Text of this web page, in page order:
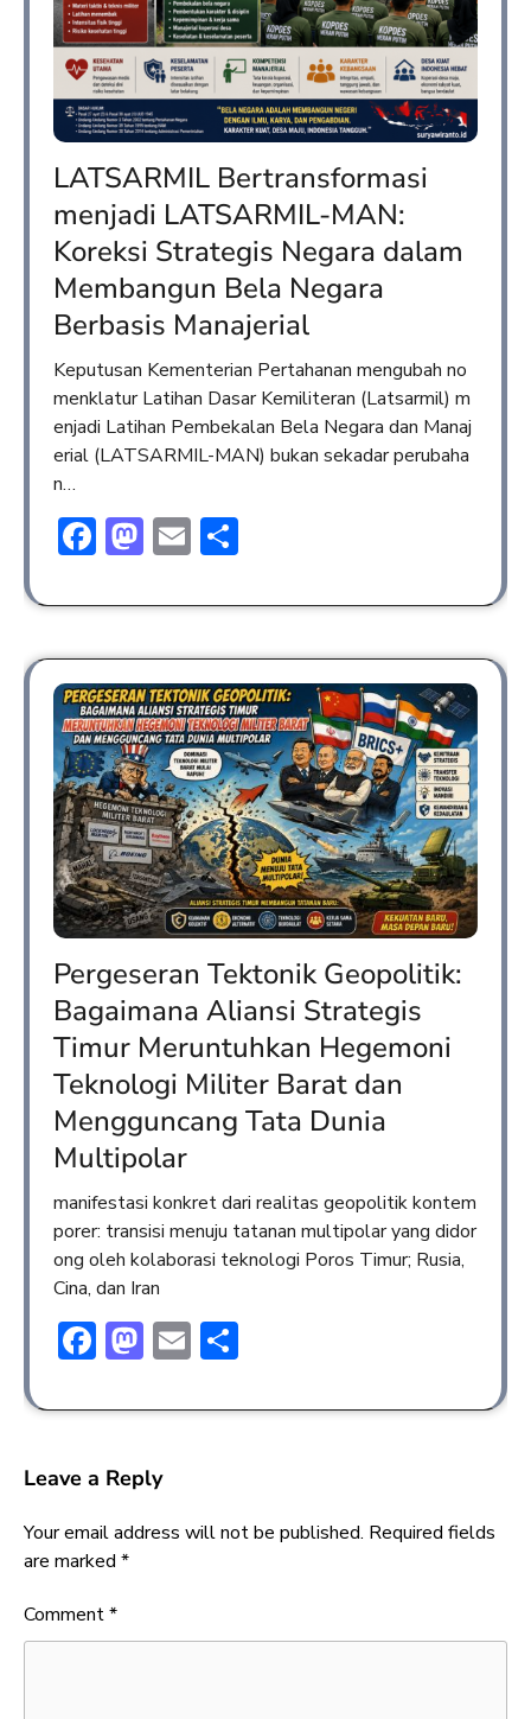
LATSARMIL Bertransformasi
menjadi LATSARMIL-MAN:
Koreksi Strategis Negara dalam
Membangun Bela Negara
Berbasis Manajerial
Keputusan Kementerian Pertahanan mengubah no
menklatur Latihan Dasar Kemiliteran (Latsarmil) m
enjadi Latihan Pembekalan Bela Negara dan Manaj
erial (LATSARMIL-MAN) bukan sekadar perubaha
n…
Facebook
Mastodon
Email
Pergeseran Tektonik Geopolitik:
Bagaimana Aliansi Strategis
Timur Meruntuhkan Hegemoni
Teknologi Militer Barat dan
Mengguncang Tata Dunia
Multipolar
manifestasi konkret dari realitas geopolitik kontem
porer: transisi menuju tatanan multipolar yang didor
ong oleh kolaborasi teknologi Poros Timur; Rusia,
Cina, dan Iran
Facebook
Mastodon
Email
Leave a Reply
Your email address will not be published. Required fields
are marked *
Comment*